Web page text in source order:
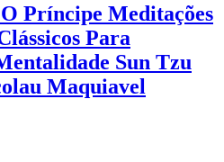
Príncipe Meditações
Para
Sun Tzu
Maquiavel